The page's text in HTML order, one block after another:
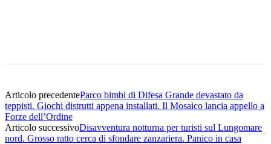
Articolo precedenteParco bimbi di Difesa Grande devastato da
teppisti. Giochi distrutti appena installati. Il Mosaico lancia appello a
Forze dell’Ordine
Articolo successivoDisavventura notturna per turisti sul Lungomare
nord. Grosso ratto cerca di sfondare zanzariera. Panico in casa